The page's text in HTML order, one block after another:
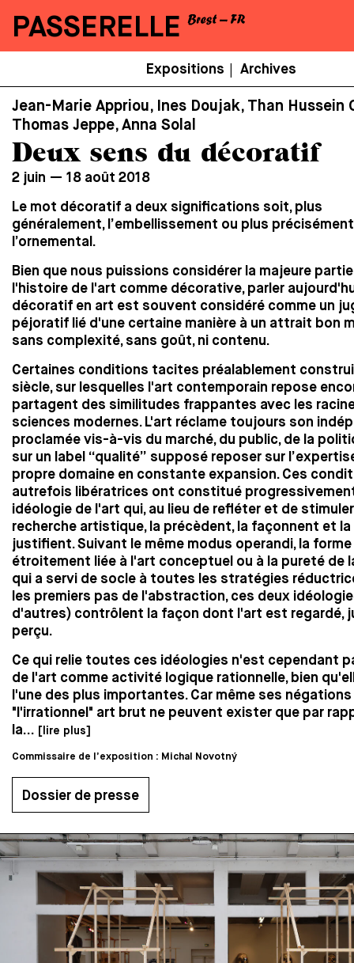
PASSERELLE
Secondaire
Expositions Archives
Jean-Marie Appriou, Ines Doujak, Than Hussein
Thomas Jeppe, Anna Solal
Deux sens du décoratif
2 juin — 18 août 2018
Le mot décoratif a deux significations soit, plus
généralement, l’embellissement ou plus précisément
l’ornemental.
Bien que nous puissions considérer la majeure
l'histoire de l'art comme décorative, parler
décoratif en art est souvent considéré comme un
péjoratif lié d'une certaine manière à un attrait bon
sans complexité, sans goût, ni contenu.
Certaines conditions tacites préalablement
siècle, sur lesquelles l'art contemporain repose
partagent des similitudes frappantes avec les
sciences modernes. L'art réclame toujours son
proclamée vis-à-vis du marché, du public, de la
sur un label “qualité” supposé reposer sur
propre domaine en constante expansion. Ces
autrefois libératrices ont constitué
idéologie de l'art qui, au lieu de refléter et de
recherche artistique, la précèdent, la façonnent et la
justifient. Suivant le même modus operandi, la
étroitement liée à l'art conceptuel ou à la pureté de
qui a servi de socle à toutes les stratégies
les premiers pas de l'abstraction, ces deux
d'autres) contrôlent la façon dont l'art est regardé,
perçu.
Ce qui relie toutes ces idéologies n'est cependant
de l'art comme activité logique rationnelle, bien
l'une des plus importantes. Car même ses
"l'irrationnel" art brut ne peuvent exister que par
la...
[lire plus]
Commissaire de l’exposition : Michal Novotný
Dossier de presse